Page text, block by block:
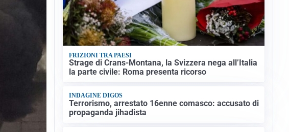
FRIZIONI TRA PAESI
Strage di Crans-Montana, la Svizzera nega all’Italia
la parte civile: Roma presenta ricorso
INDAGINE DIGOS
Terrorismo, arrestato 16enne comasco: accusato di
propaganda jihadista